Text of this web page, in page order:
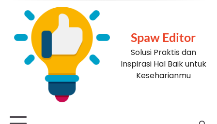
Spaw Editor
Solusi Praktis dan
Inspirasi Hal Baik untuk
Keseharianmu